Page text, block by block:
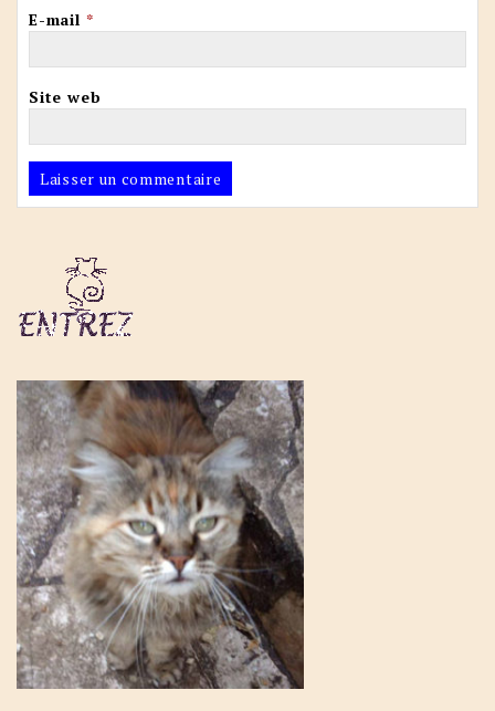
E-mail *
Site web